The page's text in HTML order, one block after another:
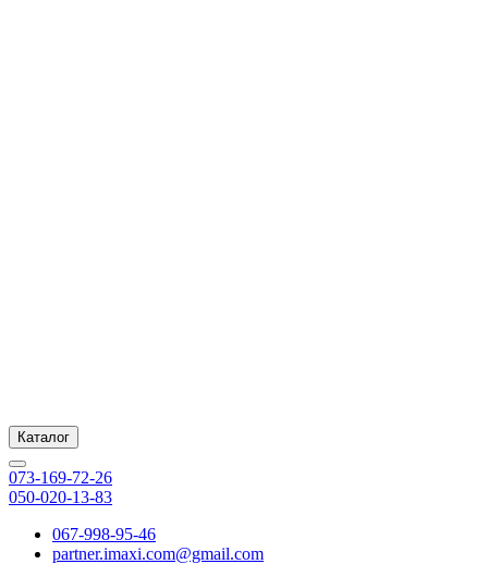
Каталог
073-169-72-26
050-020-13-83
067-998-95-46
partner.imaxi.com@gmail.com